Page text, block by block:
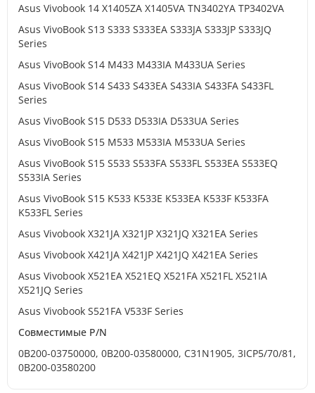
Asus Vivobook 14 X1405ZA X1405VA TN3402YA TP3402VA
Asus VivoBook S13 S333 S333EA S333JA S333JP S333JQ
Series
Asus VivoBook S14 M433 M433IA M433UA Series
Asus VivoBook S14 S433 S433EA S433IA S433FA S433FL
Series
Asus VivoBook S15 D533 D533IA D533UA Series
Asus VivoBook S15 M533 M533IA M533UA Series
Asus VivoBook S15 S533 S533FA S533FL S533EA S533EQ
S533IA Series
Asus VivoBook S15 K533 K533E K533EA K533F K533FA
K533FL Series
Asus Vivobook X321JA X321JP X321JQ X321EA Series
Asus Vivobook X421JA X421JP X421JQ X421EA Series
Asus Vivobook X521EA X521EQ X521FA X521FL X521IA
X521JQ Series
Asus Vivobook S521FA V533F Series
Совместимые P/N
0B200-03750000, 0B200-03580000, C31N1905, 3ICP5/70/81,
0B200-03580200